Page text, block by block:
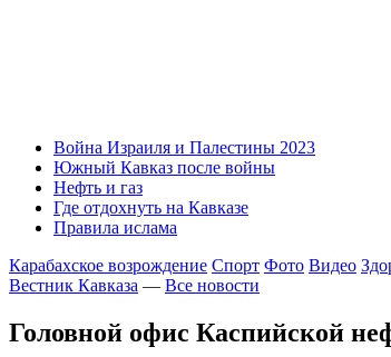
Война Израиля и Палестины 2023
Южный Кавказ после войны
Нефть и газ
Где отдохнуть на Кавказе
Правила ислама
Карабахское возрождение Спорт Фото Видео
Вестник Кавказа — Все новости
Головной офис Каспийской